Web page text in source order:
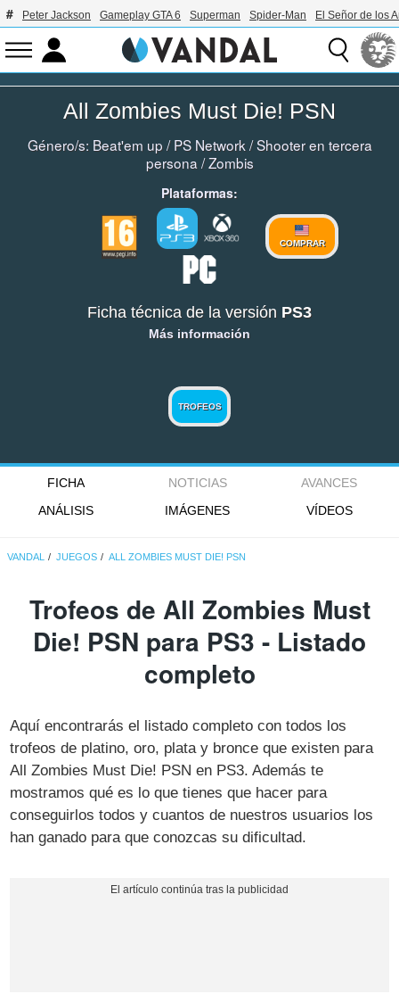
Peter Jackson Gameplay GTA 6 Superman Spider-Man El Señor de los
All Zombies Must Die! PSN
Género/s: Beat'em up /PS Network /Shooter en tercera
persona /Zombis
Plataformas:
COMPRAR
Ficha técnica de la versión PS3
Más información
TROFEOS
FICHA NOTICIAS
AVANCES
ANÁLISIS
IMÁGENES VÍDEOS
VANDAL JUEGOS ALL ZOMBIES MUST DIE! PSN
Trofeos de All Zombies Must
Die! PSN para PS3 - Listado
completo
Aquí encontrarás el listado completo con todos los
trofeos de platino, oro, plata y bronce que existen para
All Zombies Must Die! PSN en PS3. Además te
mostramos qué es lo que tienes que hacer para
conseguirlos todos y cuantos de nuestros usuarios los
han ganado para que conozcas su dificultad.